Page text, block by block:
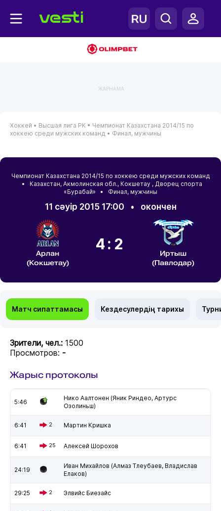
ЖАРНАМА
Хоккей • Высшая лига РК • Чемпионат Казахстана 2014/15 по
хоккею среди мужских команд • Финал, мужчины
Чемпионат Казахстана 2014/15 по хоккею среди мужских команд
• Казахстан, Акмолинская обл., Кокшетау , Дворец спорта
«Бурабай» • Финал, мужчины
11 сәуір 2015 17:00 • окончен
Арлан
(Кокшетау)
4:2
Иртыш
(Павлодар)
Матч сипаттамасы Кездесулердің тарихы
Зрители, чел.: 1500
Просмотров: -
Жарыс протоколы
5:46
Нико Аалтонен (Яник Риндео, Артурс
Озолиньш)
6:41 2 Мартин Кришка
6:41 25 Алексей Шорохов
24:19
Иван Михайлов (Алмаз Тлеубаев, Владислав
Елаков)
29:25 2 Элвийс Биезайс